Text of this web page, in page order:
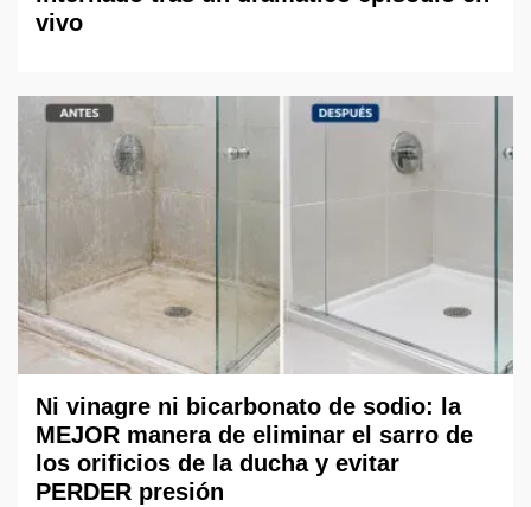
vivo
Ni vinagre ni bicarbonato de sodio: la
MEJOR manera de eliminar el sarro de
los orificios de la ducha y evitar
PERDER presión